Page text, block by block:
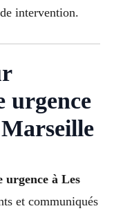
intervention.
urgence
à Les
et communiqués